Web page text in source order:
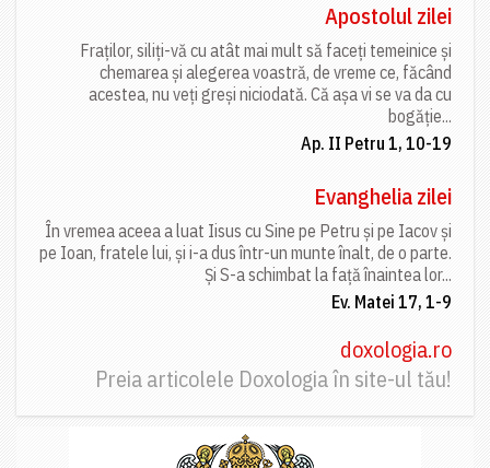
Apostolul zilei
Fraților, siliți-vă cu atât mai mult să faceți temeinice și
chemarea și alegerea voastră, de vreme ce, făcând
acestea, nu veți greși niciodată. Că așa vi se va da cu
bogăție...
Ap. II Petru 1, 10-19
Evanghelia zilei
În vremea aceea a luat Iisus cu Sine pe Petru și pe Iacov și
pe Ioan, fratele lui, și i-a dus într-un munte înalt, de o parte.
Și S-a schimbat la față înaintea lor...
Ev. Matei 17, 1-9
doxologia.ro
Preia articolele Doxologia în site-ul tău!